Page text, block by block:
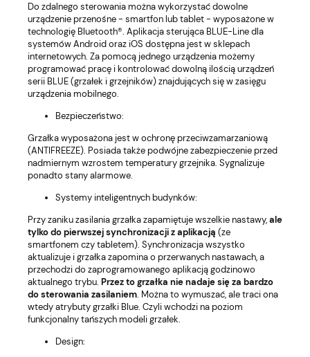
Do zdalnego sterowania można wykorzystać dowolne
urządzenie przenośne - smartfon lub tablet - wyposażone w
technologię Bluetooth®. Aplikacja sterująca BLUE-Line dla
systemów Android oraz iOS dostępna jest w sklepach
internetowych. Za pomocą jednego urządzenia możemy
programować pracę i kontrolować dowolną ilością urządzeń
serii BLUE (grzałek i grzejników) znajdujących się w zasięgu
urządzenia mobilnego.
Bezpieczeństwo:
Grzałka wyposażona jest w ochronę przeciwzamarzaniową
(ANTIFREEZE). Posiada także podwójne zabezpieczenie przed
nadmiernym wzrostem temperatury grzejnika. Sygnalizuje
ponadto stany alarmowe.
Systemy inteligentnych budynków:
Przy zaniku zasilania grzałka zapamiętuje wszelkie nastawy,ale
tylko do pierwszej synchronizacji z aplikacją (ze
smartfonem czy tabletem). Synchronizacja wszystko
aktualizuje i grzałka zapomina o przerwanych nastawach, a
przechodzi do zaprogramowanego aplikacją godzinowo
aktualnego trybu. Przez to grzałka nie nadaje się za bardzo
do sterowania zasilaniem. Można to wymuszać, ale traci ona
wtedy atrybuty grzałki Blue. Czyli wchodzi na poziom
funkcjonalny tańszych modeli grzałek.
Design: